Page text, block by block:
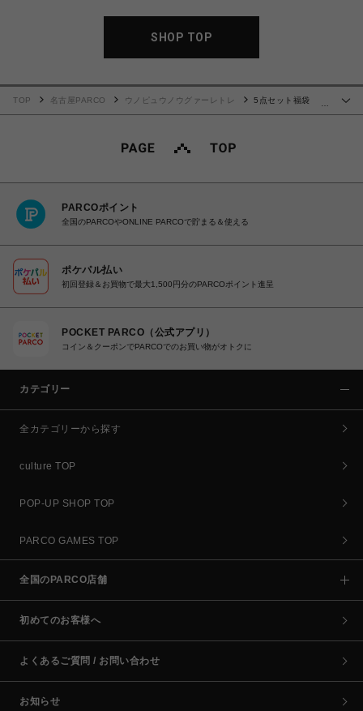
SHOP TOP
…
TOP 名古屋PARCO ウノピュウノウグァーレトレ
5点セット福袋
PARCOポイント
全国のPARCOやONLINE PARCOで貯まる＆使える
ポケパル払い
初回登録＆お買物で最大1,500円分のPARCOポイント進呈
POCKET PARCO（公式アプリ）
コイン＆クーポンでPARCOでのお買い物がオトクに
カテゴリー
全カテゴリーから探す
culture TOP
POP-UP SHOP TOP
PARCO GAMES TOP
全国のPARCO店舗
初めてのお客様へ
よくあるご質問 / お問い合わせ
お知らせ